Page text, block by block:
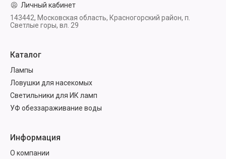
Личный кабинет
143442, Московская область, Красногорский район, п.
Светлые горы, вл. 29
Каталог
Лампы
Ловушки для насекомых
Светильники для ИК ламп
УФ обеззараживание воды
Информация
О компании